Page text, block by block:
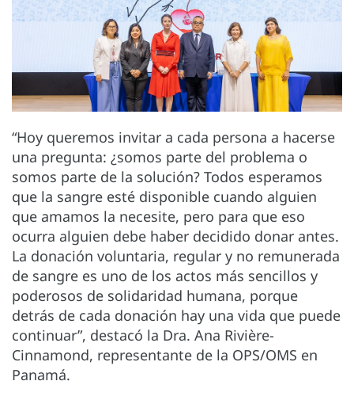
“Hoy queremos invitar a cada persona a hacerse
una pregunta: ¿somos parte del problema o
somos parte de la solución? Todos esperamos
que la sangre esté disponible cuando alguien
que amamos la necesite, pero para que eso
ocurra alguien debe haber decidido donar antes.
La donación voluntaria, regular y no remunerada
de sangre es uno de los actos más sencillos y
poderosos de solidaridad humana, porque
detrás de cada donación hay una vida que puede
continuar”, destacó la Dra. Ana Rivière-
Cinnamond, representante de la OPS/OMS en
Panamá.